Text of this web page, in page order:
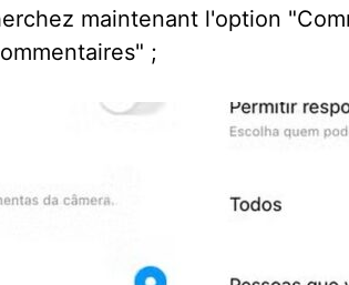
maintenant l'option
;